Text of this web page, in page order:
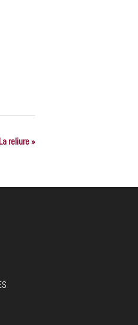
La reliure »